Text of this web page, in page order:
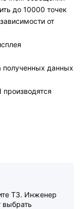
до 10000 точек
от
полученных данных
ТЗ. Инженер